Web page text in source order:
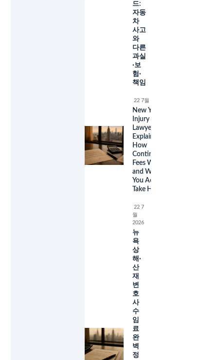
드:
자동
차
사고
와
다른
과실
·보
험·
책임
22 7월 2026
New York
Injury
Lawyer Fees
Explained:
How
Contingency
Fees Work
and What
You Actually
Take Home
22 7
월
2026
뉴
욕
상
해·
산
재
변
호
사
수
임
료
완
벽
정